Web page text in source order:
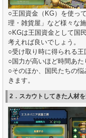
○王国資金（KG）を使っ
理・雑貨屋」など様々な
○KGは王国資金として国
考えれば良いでしょう。
○受け取り時に得られる王
○国力が高いほど時間あた
○そのほか、国民たちの
きます。
2．スカウトしてきた人材